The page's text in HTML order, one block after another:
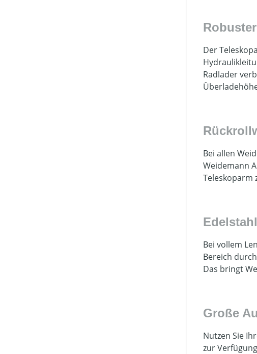
Der
Radlader
Bei allen
Weidemann
Teleskoparm
Bei vollem
Bereich
Das bringt
Große
Nutzen Sie
zur